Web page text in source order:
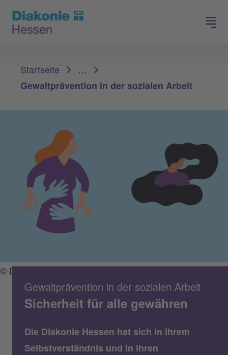
Spenden
Startseite
…
Gewaltprävention in der sozialen Arbeit
© Diakonie / Francesco Ciccolella
Gewaltprävention in der sozialen Arbeit
Sicherheit für alle gewähren
Die Diakonie Hessen hat sich in ihrem
Selbstverständnis und in ihren